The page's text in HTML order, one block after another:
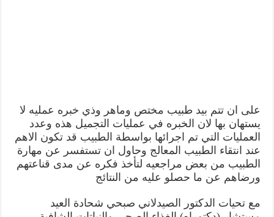
على ان تتم بيد طبيب مختص وماهر وذي خبره عمليه لا
يستهان بها لان الخبره في عمليات التجميل هذه وعدد
العمليات التي تم اجرائها بواسطة الطبيب قد تكون الاهم
عند انتقاء الطبيب المعالج وحاول ان تستفسر عن مهارة
الطبيب من بعض مراجعيه لتأخذ فكره عن مدى قناعتهم
ورضاهم عن ما حصلو عليه من النتائج
مع تحيات الدكتور الصيدلاني صبحي شحادة العيد